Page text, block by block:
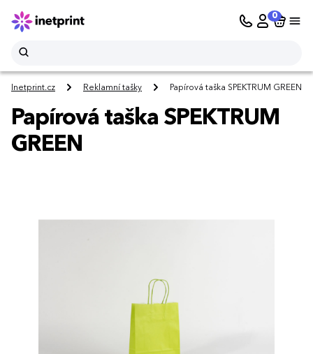
0
Inetprint.cz Reklamní tašky Papírová taška SPEKTRUM GREEN
Papírová taška SPEKTRUM
GREEN